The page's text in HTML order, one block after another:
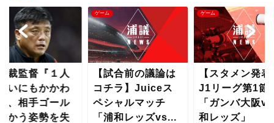
裁監督『１人
いにもかかわ
、相手ゴール
かう姿勢を失
ゲーム
【試合前の議論は
コチラ】Juiceス
ペシャルマッチ
「浦和レッズvs...
ゲーム
【スタメン発表
J1リーグ第1節
「ガンバ大阪
和レッズ」